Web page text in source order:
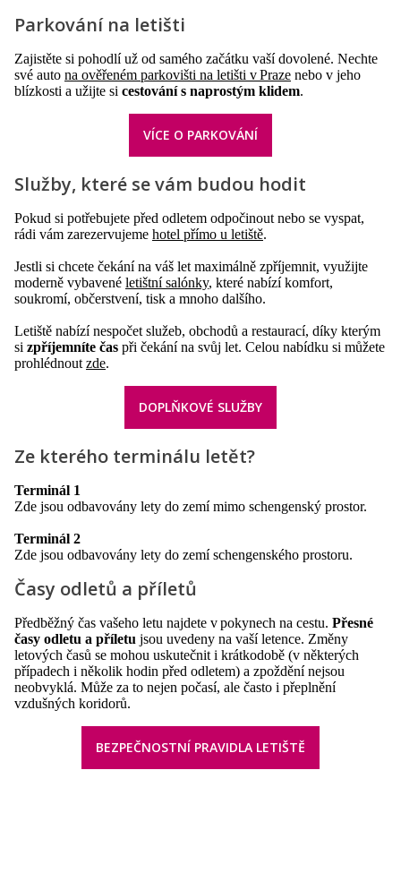
Parkování na letišti
Zajistěte si pohodlí už od samého začátku vaší dovolené. Nechte
své auto na ověřeném parkovišti na letišti v Praze nebo v jeho
blízkosti a užijte si cestování s naprostým klidem.
VÍCE O PARKOVÁNÍ
Služby, které se vám budou hodit
Pokud si potřebujete před odletem odpočinout nebo se vyspat,
rádi vám zarezervujeme hotel přímo u letiště.
Jestli si chcete čekání na váš let maximálně zpříjemnit, využijte
moderně vybavené letištní salónky, které nabízí komfort,
soukromí, občerstvení, tisk a mnoho dalšího.
Letiště nabízí nespočet služeb, obchodů a restaurací, díky kterým
si zpříjemníte čas při čekání na svůj let. Celou nabídku si můžete
prohlédnout zde.
DOPLŇKOVÉ SLUŽBY
Ze kterého terminálu letět?
Terminál 1
Zde jsou odbavovány lety do zemí mimo schengenský prostor.
Terminál 2
Zde jsou odbavovány lety do zemí schengenského prostoru.
Časy odletů a příletů
Předběžný čas vašeho letu najdete v pokynech na cestu. Přesné
časy odletu a příletu jsou uvedeny na vaší letence. Změny
letových časů se mohou uskutečnit i krátkodobě (v některých
případech i několik hodin před odletem) a zpoždění nejsou
neobvyklá. Může za to nejen počasí, ale často i přeplnění
vzdušných koridorů.
BEZPEČNOSTNÍ PRAVIDLA LETIŠTĚ